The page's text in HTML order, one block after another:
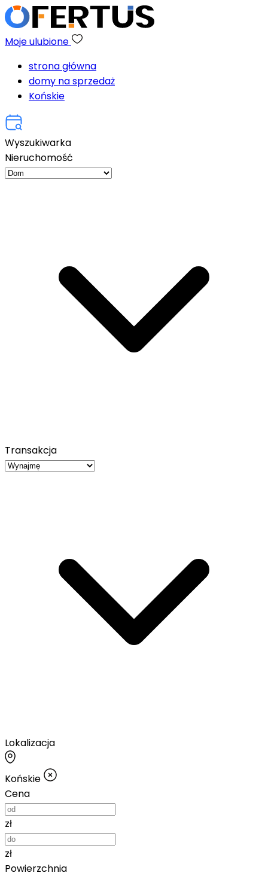
Moje ulubione
strona główna
domy na sprzedaż
Końskie
Wyszukiwarka
Nieruchomość
Transakcja
Lokalizacja
Końskie
Cena
zł
zł
Powierzchnia